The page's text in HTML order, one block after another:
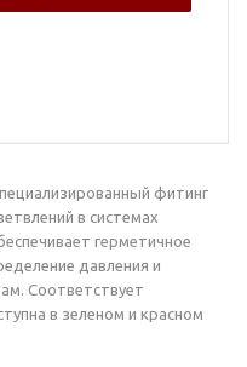
фитинг
в системах
герметичное
давления и
Соответствует
в зеленом и красном